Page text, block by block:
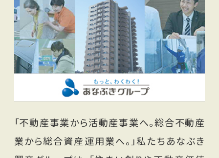
「不動産事業から活動産事業へ。総合不動産
業から総合資産運用業へ。」私たちあなぶき